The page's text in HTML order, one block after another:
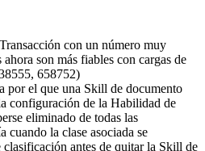
con un número muy
son más fiables con cargas de
658752)
por el que una Skill de documento
configuración de la Habilidad de
eliminado de todas las
cuando la clase asociada se
antes de quitar la Skill de